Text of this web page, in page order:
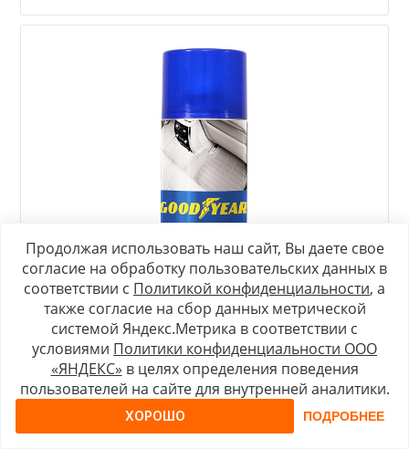
Очиститель обивки, ковров и велюра, аэрозоль
650 мл
Продолжая использовать наш сайт, Вы даете свое
согласие на обработку пользовательских данных в
соответствии с Политикой конфиденциальности, а
также согласие на сбор данных метрической
системой Яндекс.Метрика в соответствии с
условиями Политики конфиденциальности ООО
«ЯНДЕКС» в целях определения поведения
пользователей на сайте для внутренней аналитики.
ХОРОШО ПОДРОБНЕЕ